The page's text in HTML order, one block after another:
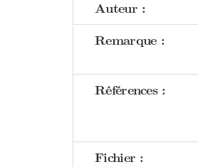
Auteur :
Remarque :
Références :
Fichier :